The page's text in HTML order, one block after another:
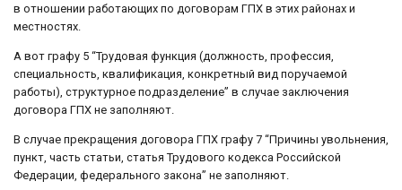
в отношении работающих по договорам ГПХ в этих районах и
местностях.
А вот графу 5 “Трудовая функция (должность, профессия,
специальность, квалификация, конкретный вид поручаемой
работы), структурное подразделение” в случае заключения
договора ГПХ не заполняют.
В случае прекращения договора ГПХ графу 7 “Причины увольнения,
пункт, часть статьи, статья Трудового кодекса Российской
Федерации, федерального закона” не заполняют.